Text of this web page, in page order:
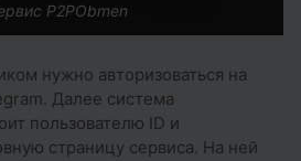
P2PObmen
нужно авторизоваться на
Далее система
пользователю ID и
страницу сервиса. На ней